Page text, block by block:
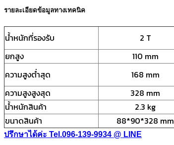
รายละเอียดข้อมูลทางเทคนิค
น้ำหนักที่รองรับ 2 T
ยกสูง
110 mm
ความสูงต่ำสุด
168 mm
ความสูงสูงสุด
328 mm
น้ำหนักสินค้า
2.3 kg
ขนาดสินค้า
88*90*328 mm
ปรึกษาได้ค่ะ Tel.096-139-9934 @ LINE